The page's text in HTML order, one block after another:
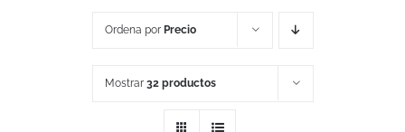
Ordena por Precio
Mostrar 32 productos